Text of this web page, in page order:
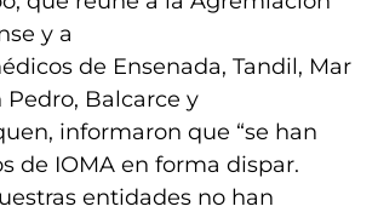
y a
de Ensenada, Tandil, Mar
Pedro, Balcarce y
informaron que “se han
de IOMA en forma dispar.
entidades no han